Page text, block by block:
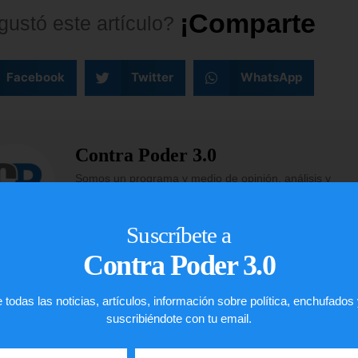
este artículo? ¡Comparte
Facebook Twitter WhatsApp
Contra Poder 3.0
Somos un programa y medio de opinión, análisis y
economía y política de países como Estados Unidos y
Venezuela.Suscríbete a
Contra Poder 3.0
todas las noticias, artículos, información sobre política, enchufados
suscribiéndote con tu email.